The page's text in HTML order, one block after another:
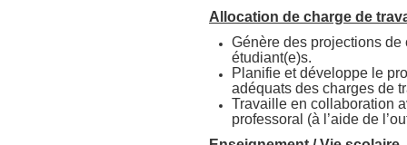
Allocation de charge de
Génère des projections
étudiant(e)s.
Planifie et développe le
adéquats des charges de
Travaille en collaboration
professoral (à l’aide de